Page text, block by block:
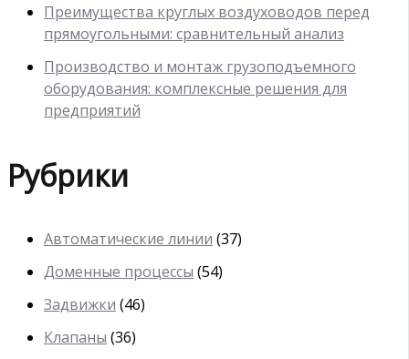
Преимущества круглых воздуховодов перед
прямоугольными: сравнительный анализ
Производство и монтаж грузоподъемного
оборудования: комплексные решения для
предприятий
Рубрики
Автоматические линии (37)
Доменные процессы (54)
Задвижки (46)
Клапаны (36)